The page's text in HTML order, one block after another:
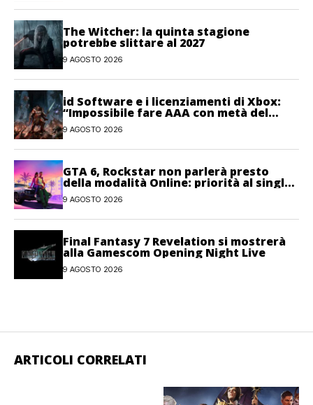
The Witcher: la quinta stagione
potrebbe slittare al 2027
9 AGOSTO 2026
id Software e i licenziamenti di Xbox:
“Impossibile fare AAA con metà del
personale”
9 AGOSTO 2026
GTA 6, Rockstar non parlerà presto
della modalità Online: priorità al single-
player
9 AGOSTO 2026
Final Fantasy 7 Revelation si mostrerà
alla Gamescom Opening Night Live
9 AGOSTO 2026
ARTICOLI CORRELATI